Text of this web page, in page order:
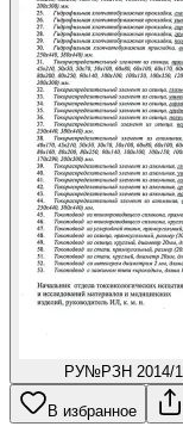
РУ№РЗН 2014/
В избранное